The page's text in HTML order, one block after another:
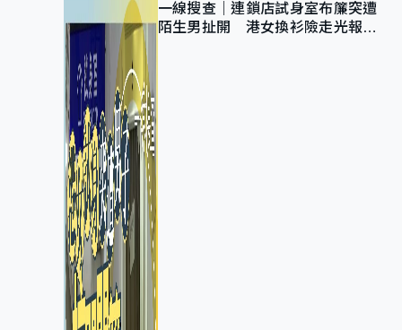
一線搜查｜連鎖店試身室布簾突遭
陌生男扯開 港女換衫險走光報